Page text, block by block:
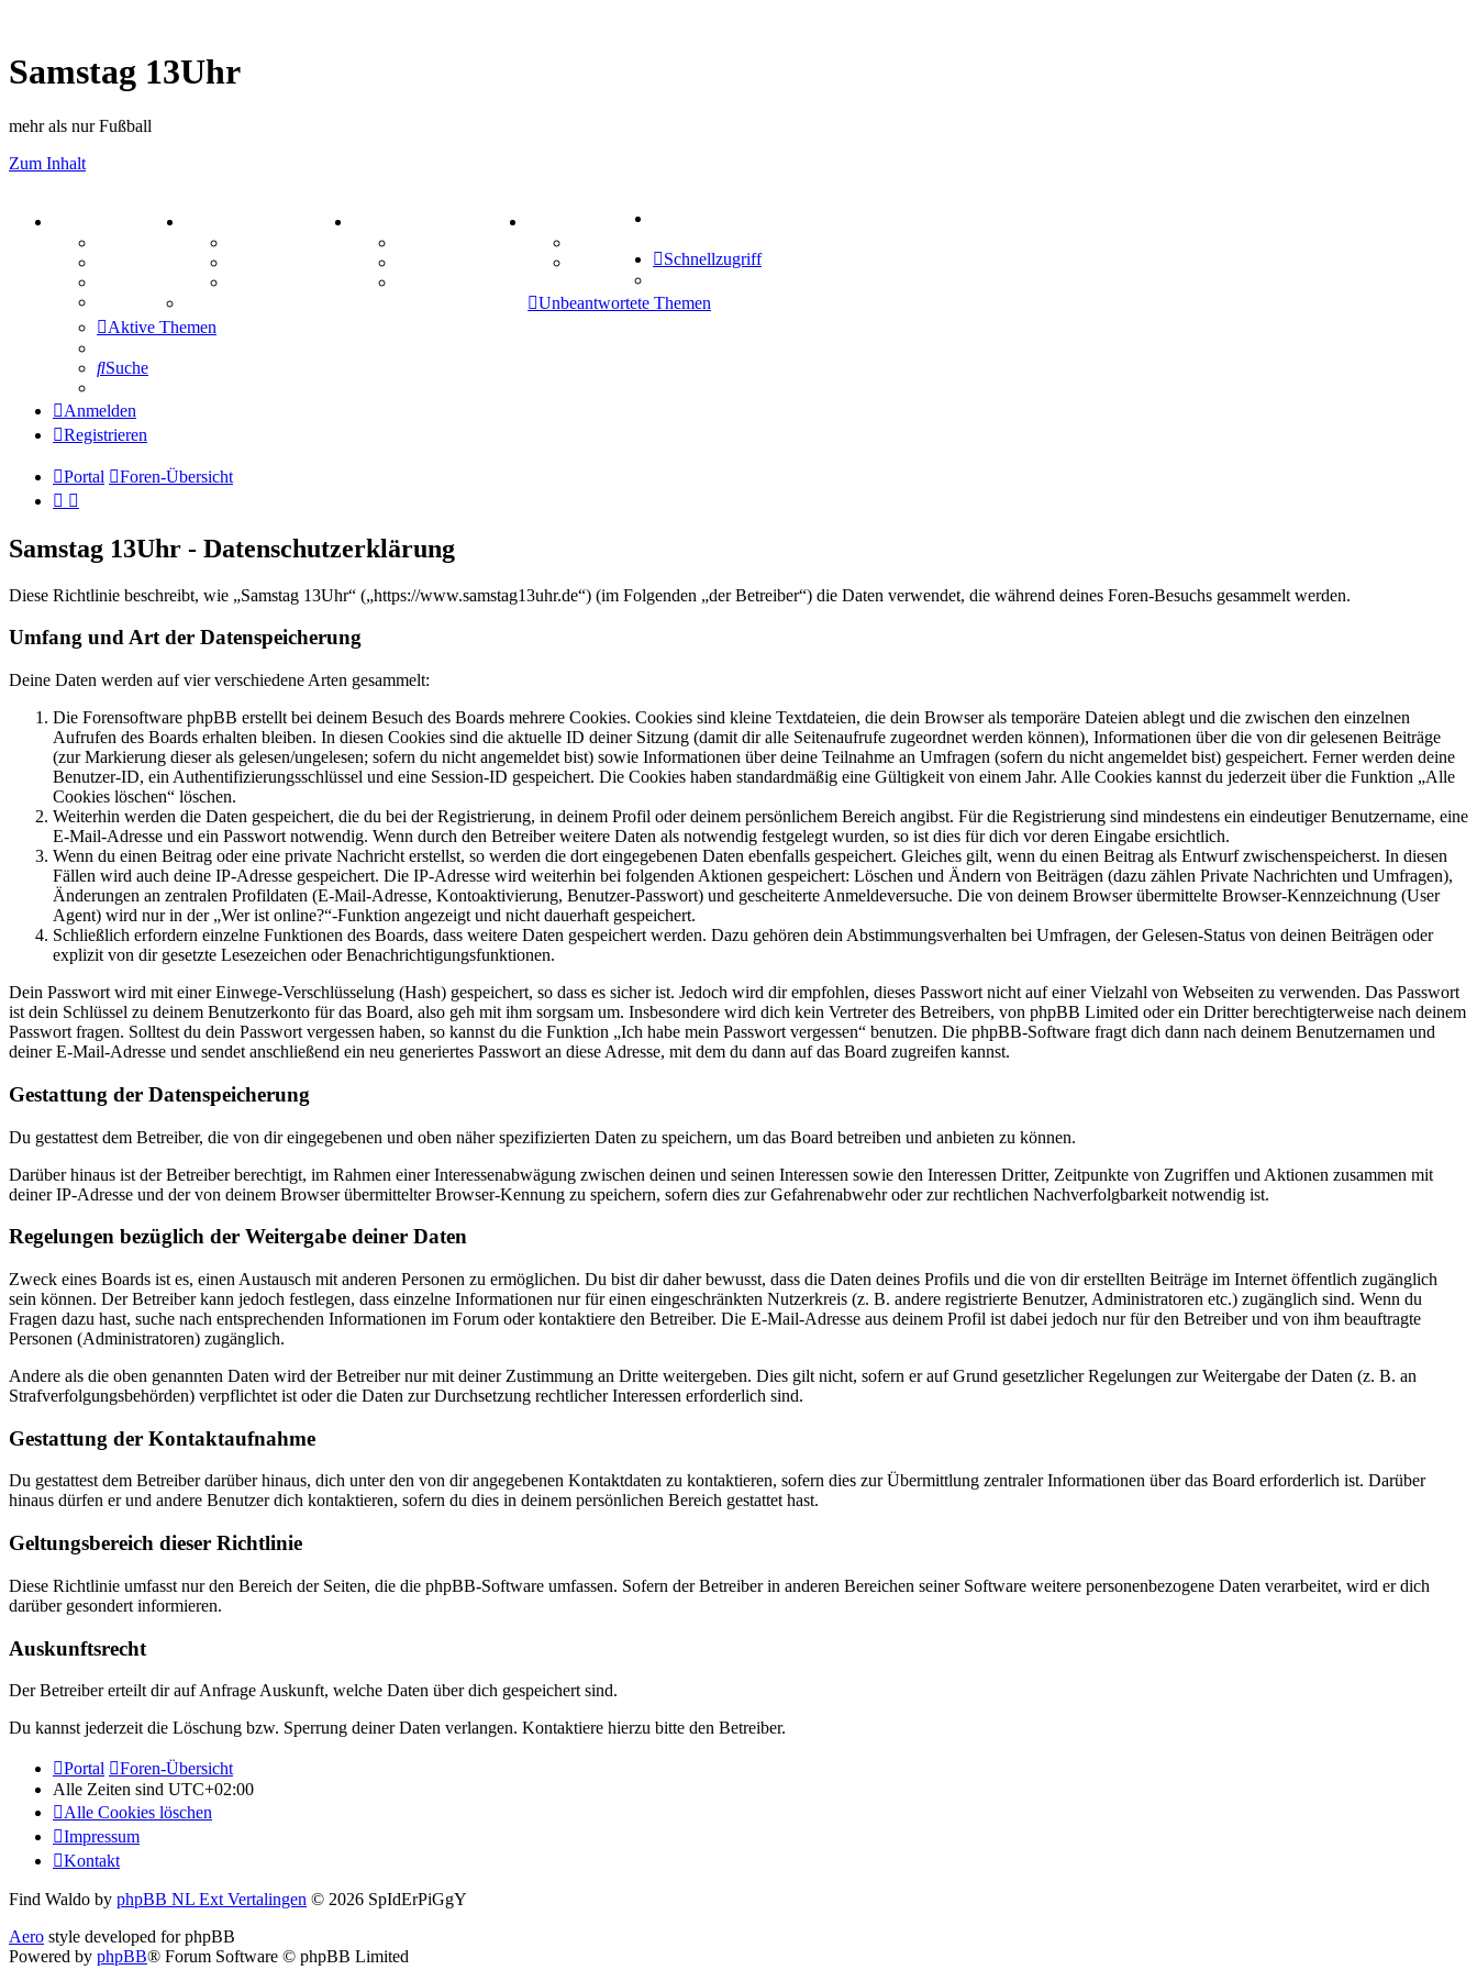
Samstag 13Uhr
mehr als nur Fußball
Zum Inhalt
Mastodon
Comunio
Schnellzugriff
Unbeantwortete Themen
Aktive Themen
Suche
Anmelden
Registrieren
Portal Foren-Übersicht
Samstag 13Uhr - Datenschutzerklärung
Diese Richtlinie beschreibt, wie „Samstag 13Uhr“ („https://www.samstag13uhr.de“) (im Folgenden „der Betreiber“) die Daten verwendet, die während deines Foren-Besuchs gesammelt werden.
Umfang und Art der Datenspeicherung
Deine Daten werden auf vier verschiedene Arten gesammelt:
Die Forensoftware phpBB erstellt bei deinem Besuch des Boards mehrere Cookies. Cookies sind kleine Textdateien, die dein Browser als temporäre Dateien ablegt und die zwischen den einzelnen
Aufrufen des Boards erhalten bleiben. In diesen Cookies sind die aktuelle ID deiner Sitzung (damit dir alle Seitenaufrufe zugeordnet werden können), Informationen über die von dir gelesenen Beiträge
(zur Markierung dieser als gelesen/ungelesen; sofern du nicht angemeldet bist) sowie Informationen über deine Teilnahme an Umfragen (sofern du nicht angemeldet bist) gespeichert. Ferner werden deine
Benutzer-ID, ein Authentifizierungsschlüssel und eine Session-ID gespeichert. Die Cookies haben standardmäßig eine Gültigkeit von einem Jahr. Alle Cookies kannst du jederzeit über die Funktion „Alle
Cookies löschen“ löschen.
Weiterhin werden die Daten gespeichert, die du bei der Registrierung, in deinem Profil oder deinem persönlichem Bereich angibst. Für die Registrierung sind mindestens ein eindeutiger Benutzername, eine
E-Mail-Adresse und ein Passwort notwendig. Wenn durch den Betreiber weitere Daten als notwendig festgelegt wurden, so ist dies für dich vor deren Eingabe ersichtlich.
Wenn du einen Beitrag oder eine private Nachricht erstellst, so werden die dort eingegebenen Daten ebenfalls gespeichert. Gleiches gilt, wenn du einen Beitrag als Entwurf zwischenspeicherst. In diesen
Fällen wird auch deine IP-Adresse gespeichert. Die IP-Adresse wird weiterhin bei folgenden Aktionen gespeichert: Löschen und Ändern von Beiträgen (dazu zählen Private Nachrichten und Umfragen),
Änderungen an zentralen Profildaten (E-Mail-Adresse, Kontoaktivierung, Benutzer-Passwort) und gescheiterte Anmeldeversuche. Die von deinem Browser übermittelte Browser-Kennzeichnung (User
Agent) wird nur in der „Wer ist online?“-Funktion angezeigt und nicht dauerhaft gespeichert.
Schließlich erfordern einzelne Funktionen des Boards, dass weitere Daten gespeichert werden. Dazu gehören dein Abstimmungsverhalten bei Umfragen, der Gelesen-Status von deinen Beiträgen oder
explizit von dir gesetzte Lesezeichen oder Benachrichtigungsfunktionen.
Dein Passwort wird mit einer Einwege-Verschlüsselung (Hash) gespeichert, so dass es sicher ist. Jedoch wird dir empfohlen, dieses Passwort nicht auf einer Vielzahl von Webseiten zu verwenden. Das Passwort
ist dein Schlüssel zu deinem Benutzerkonto für das Board, also geh mit ihm sorgsam um. Insbesondere wird dich kein Vertreter des Betreibers, von phpBB Limited oder ein Dritter berechtigterweise nach deinem
Passwort fragen. Solltest du dein Passwort vergessen haben, so kannst du die Funktion „Ich habe mein Passwort vergessen“ benutzen. Die phpBB-Software fragt dich dann nach deinem Benutzernamen und
deiner E-Mail-Adresse und sendet anschließend ein neu generiertes Passwort an diese Adresse, mit dem du dann auf das Board zugreifen kannst.
Gestattung der Datenspeicherung
Du gestattest dem Betreiber, die von dir eingegebenen und oben näher spezifizierten Daten zu speichern, um das Board betreiben und anbieten zu können.
Darüber hinaus ist der Betreiber berechtigt, im Rahmen einer Interessenabwägung zwischen deinen und seinen Interessen sowie den Interessen Dritter, Zeitpunkte von Zugriffen und Aktionen zusammen mit
deiner IP-Adresse und der von deinem Browser übermittelter Browser-Kennung zu speichern, sofern dies zur Gefahrenabwehr oder zur rechtlichen Nachverfolgbarkeit notwendig ist.
Regelungen bezüglich der Weitergabe deiner Daten
Zweck eines Boards ist es, einen Austausch mit anderen Personen zu ermöglichen. Du bist dir daher bewusst, dass die Daten deines Profils und die von dir erstellten Beiträge im Internet öffentlich zugänglich
sein können. Der Betreiber kann jedoch festlegen, dass einzelne Informationen nur für einen eingeschränkten Nutzerkreis (z. B. andere registrierte Benutzer, Administratoren etc.) zugänglich sind. Wenn du
Fragen dazu hast, suche nach entsprechenden Informationen im Forum oder kontaktiere den Betreiber. Die E-Mail-Adresse aus deinem Profil ist dabei jedoch nur für den Betreiber und von ihm beauftragte
Personen (Administratoren) zugänglich.
Andere als die oben genannten Daten wird der Betreiber nur mit deiner Zustimmung an Dritte weitergeben. Dies gilt nicht, sofern er auf Grund gesetzlicher Regelungen zur Weitergabe der Daten (z. B. an
Strafverfolgungsbehörden) verpflichtet ist oder die Daten zur Durchsetzung rechtlicher Interessen erforderlich sind.
Gestattung der Kontaktaufnahme
Du gestattest dem Betreiber darüber hinaus, dich unter den von dir angegebenen Kontaktdaten zu kontaktieren, sofern dies zur Übermittlung zentraler Informationen über das Board erforderlich ist. Darüber
hinaus dürfen er und andere Benutzer dich kontaktieren, sofern du dies in deinem persönlichen Bereich gestattet hast.
Geltungsbereich dieser Richtlinie
Diese Richtlinie umfasst nur den Bereich der Seiten, die die phpBB-Software umfassen. Sofern der Betreiber in anderen Bereichen seiner Software weitere personenbezogene Daten verarbeitet, wird er dich
darüber gesondert informieren.
Auskunftsrecht
Der Betreiber erteilt dir auf Anfrage Auskunft, welche Daten über dich gespeichert sind.
Du kannst jederzeit die Löschung bzw. Sperrung deiner Daten verlangen. Kontaktiere hierzu bitte den Betreiber.
Portal
Foren-Übersicht
Alle Zeiten sind UTC+02:00
Alle Cookies löschen
Impressum
Kontakt
Find Waldo by phpBB NL Ext Vertalingen © 2026 SpIdErPiGgY
Aero style developed for phpBB
Powered by phpBB® Forum Software © phpBB Limited